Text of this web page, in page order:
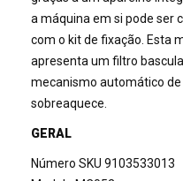
a máquina em si pode ser
com o kit de fixação. Esta
apresenta um filtro
mecanismo automático
sobreaquece.
GERAL
Número SKU 9103533013